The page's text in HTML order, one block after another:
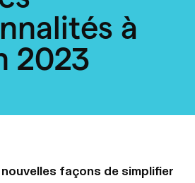
à
2023
façons de simplifier